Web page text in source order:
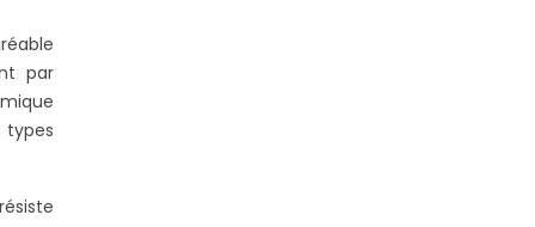
par
types